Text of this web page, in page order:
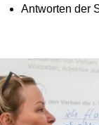
Antworten der